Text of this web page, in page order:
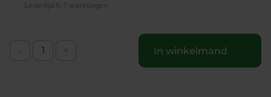
Levertijd 5-7 werkdagen
In winkelmand